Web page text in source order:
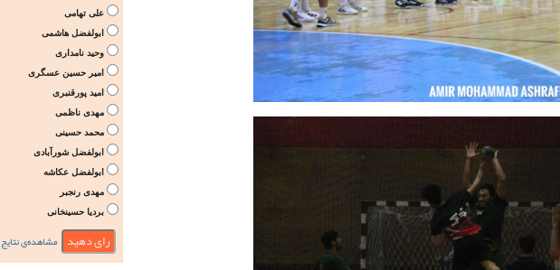
علی تهامی
ابولفضل هاشمی
وحید نامداری
امیر حسین عسگری
امید پورقنبری
مهدی ناظمی
محمد حسینی
ابولفضل شورآبادی
ابولفضل عکاشه
مهدی رنجبر
بردیا حسینخانی
مشاهده‌ی نتایج